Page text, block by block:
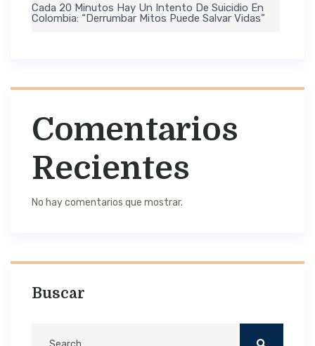
Cada 20 Minutos Hay Un Intento De Suicidio En
Colombia: “Derrumbar Mitos Puede Salvar Vidas”
Comentarios
Recientes
No hay comentarios que mostrar.
Buscar